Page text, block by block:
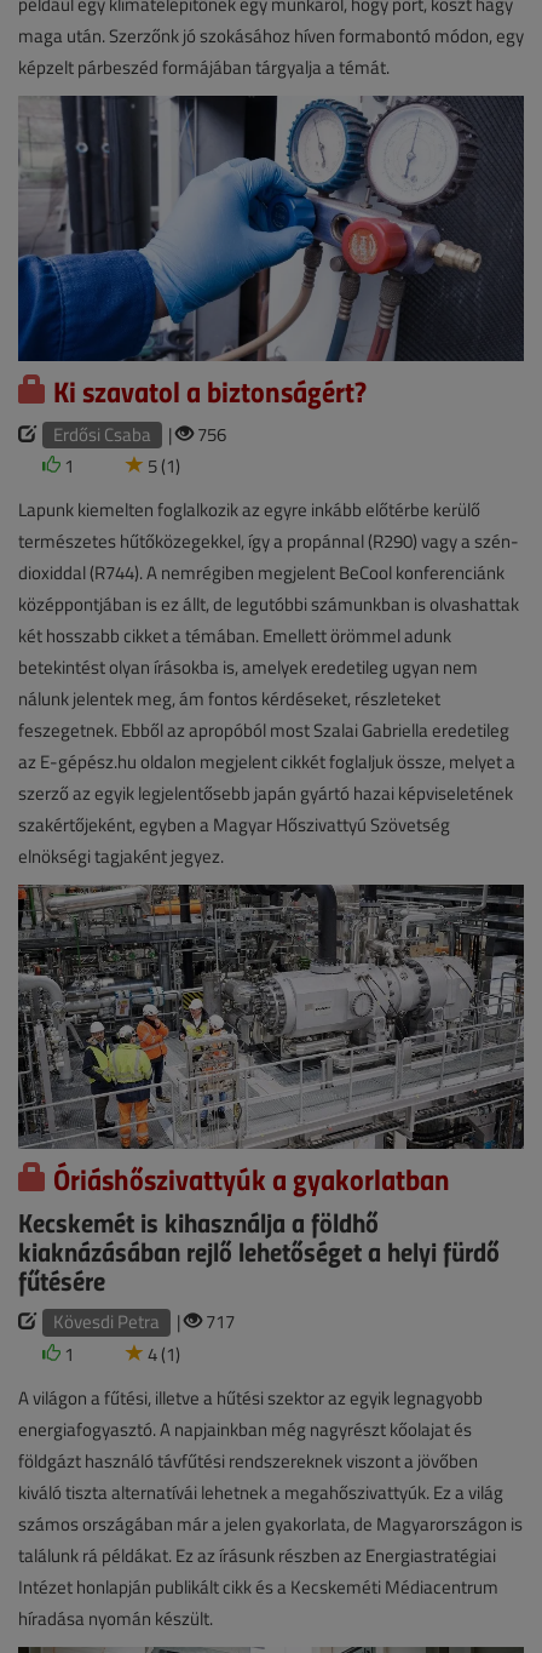
maga után. Szerzőnk jó szokásához híven formabontó módon, egy
képzelt párbeszéd formájában tárgyalja a témát.
Ki szavatol a biztonságért?
Erdősi Csaba |
756
1
5 (1)
Lapunk kiemelten foglalkozik az egyre inkább előtérbe kerülő
természetes hűtőközegekkel, így a propánnal (R290) vagy a szén-
dioxiddal (R744). A nemrégiben megjelent BeCool konferenciánk
középpontjában is ez állt, de legutóbbi számunkban is olvashattak
két hosszabb cikket a témában. Emellett örömmel adunk
betekintést olyan írásokba is, amelyek eredetileg ugyan nem
nálunk jelentek meg, ám fontos kérdéseket, részleteket
feszegetnek. Ebből az apropóból most Szalai Gabriella eredetileg
az E-gépész.hu oldalon megjelent cikkét foglaljuk össze, melyet a
szerző az egyik legjelentősebb japán gyártó hazai képviseletének
szakértőjeként, egyben a Magyar Hőszivattyú Szövetség
elnökségi tagjaként jegyez.
Óriáshőszivattyúk a gyakorlatban
Kecskemét is kihasználja a földhő
kiaknázásában rejlő lehetőséget a helyi fürdő
fűtésére
Kövesdi Petra |
717
1
4 (1)
A világon a fűtési, illetve a hűtési szektor az egyik legnagyobb
energiafogyasztó. A napjainkban még nagyrészt kőolajat és
földgázt használó távfűtési rendszereknek viszont a jövőben
kiváló tiszta alternatívái lehetnek a megahőszivattyúk. Ez a világ
számos országában már a jelen gyakorlata, de Magyarországon is
találunk rá példákat. Ez az írásunk részben az Energiastratégiai
Intézet honlapján publikált cikk és a Kecskeméti Médiacentrum
híradása nyomán készült.